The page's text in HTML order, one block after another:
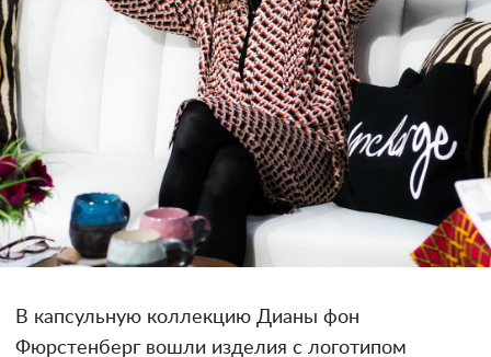
В капсульную коллекцию Дианы фон
Фюрстенберг вошли изделия с логотипом